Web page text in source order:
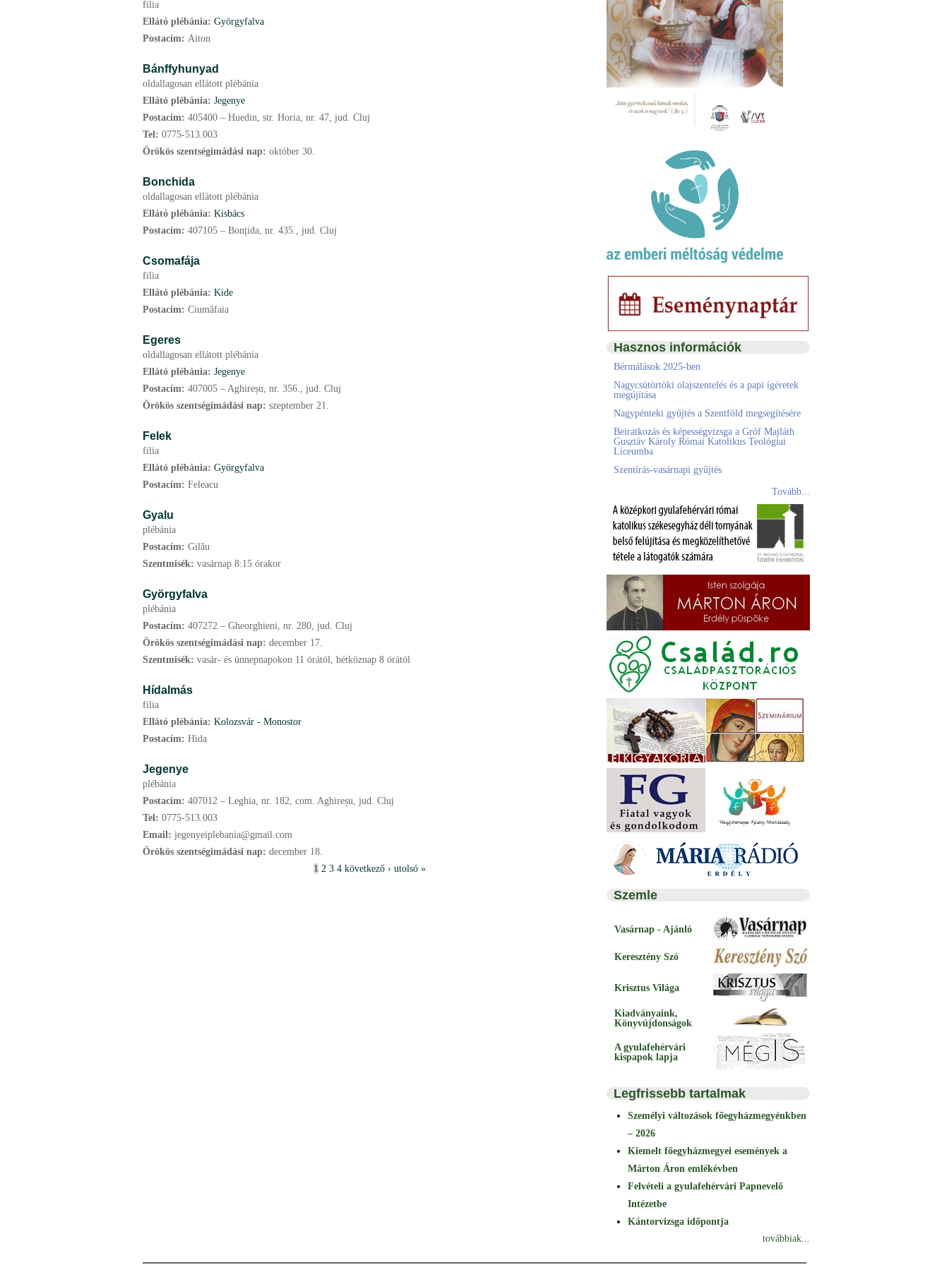
filia
Ellátó plébánia: Györgyfalva
Postacím: Aiton
Bánffyhunyad
oldallagosan ellátott plébánia
Ellátó plébánia: Jegenye
Postacím: 405400 – Huedin, str. Horia, nr. 47, jud. Cluj
Tel: 0775-513.003
Örökös szentségimádási nap: október 30.
Bonchida
oldallagosan ellátott plébánia
Ellátó plébánia: Kisbács
Postacím: 407105 – Bonțida, nr. 435., jud. Cluj
Csomafája
filia
Ellátó plébánia: Kide
Postacím: Ciumăfaia
Egeres
oldallagosan ellátott plébánia
Ellátó plébánia: Jegenye
Postacím: 407005 – Aghireșu, nr. 356., jud. Cluj
Örökös szentségimádási nap: szeptember 21.
Felek
filia
Ellátó plébánia: Györgyfalva
Postacím: Feleacu
Gyalu
plébánia
Postacím: Gilău
Szentmisék: vasárnap 8:15 órakor
Györgyfalva
plébánia
Postacím: 407272 – Gheorghieni, nr. 280, jud. Cluj
Örökös szentségimádási nap: december 17.
Szentmisék: vasár- és ünnepnapokon 11 órától, hétköznap 8 órától
Hídalmás
filia
Ellátó plébánia: Kolozsvár - Monostor
Postacím: Hida
Jegenye
plébánia
Postacím: 407012 – Leghia, nr. 182, com. Aghireșu, jud. Cluj
Tel: 0775-513.003
Email: jegenyeiplebania@gmail.com
Örökös szentségimádási nap: december 18.
1 2 3 4 következő › utolsó »
Hasznos információk
Bérmálások 2025-ben
Nagycsütörtöki olajszentelés és a papi ígéretek
megújítása
Nagypénteki gyűjtés a Szentföld megsegítésére
Beiratkozás és képességvizsga a Gróf Majláth
Gusztáv Károly Római Katolikus Teológiai
Líceumba
Szentírás-vasárnapi gyűjtés
Tovább...
Szemle
Vasárnap - Ajánló
Keresztény Szó
Krisztus Világa
Kiadványaink,
Könyvújdonságok
A gyulafehérvári
kispapok lapja
Legfrissebb tartalmak
Személyi változások főegyházmegyénkben
– 2026
Kiemelt főegyházmegyei események a
Márton Áron emlékévben
Felvételi a gyulafehérvári Papnevelő
Intézetbe
Kántorvizsga időpontja
továbbiak...